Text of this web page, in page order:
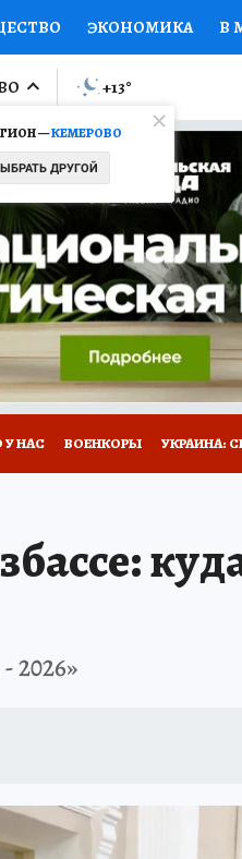
ЭКОНОМИКА В
ПРОИСШЕСТВИЯ
МИР Я ЗНАЮ СЕМЬЯ
СЕРИАЛЫ
РАБОТА У НАС
—КЕМЕРОВО
ДРУГОЙ
+13°
У НАС ВОЕНКОРЫ УКРАИНА:
2026»